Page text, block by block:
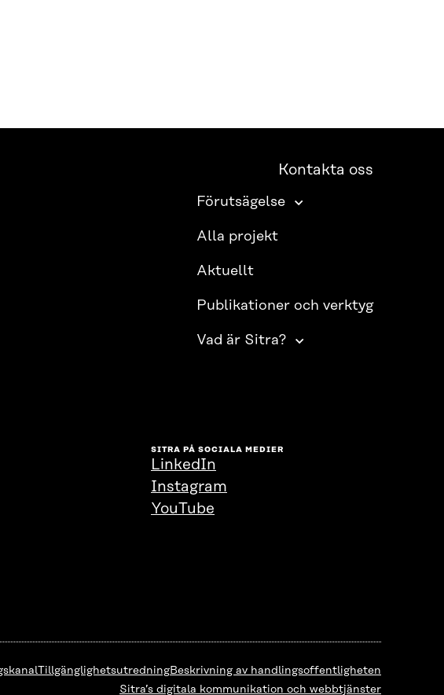
Kontakta oss
Förutsägelse
Alla projekt
Aktuellt
Publikationer och verktyg
Vad är Sitra?
SITRA PÅ SOCIALA MEDIER
LinkedIn
Instagram
YouTube
TillgänglighetsutredningBeskrivning av handlingsoffentligheten
Sitra’s digitala kommunikation och webbtjänster